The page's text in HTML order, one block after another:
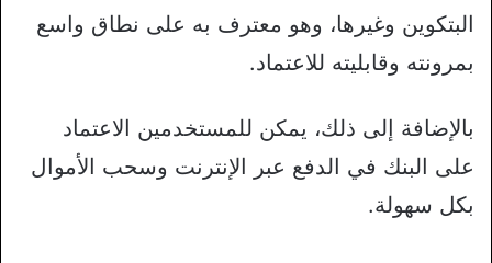
البتكوين وغيرها، وهو معترف به على نطاق واسع
بمرونته وقابليته للاعتماد.
بالإضافة إلى ذلك، يمكن للمستخدمين الاعتماد
على البنك في الدفع عبر الإنترنت وسحب الأموال
بكل سهولة.